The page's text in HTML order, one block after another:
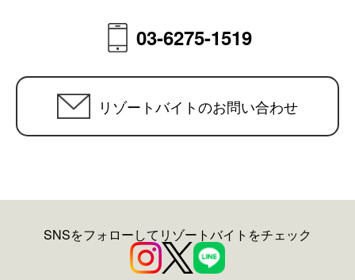
03-6275-1519
リゾートバイトのお問い合わせ
SNSをフォローしてリゾートバイトをチェック